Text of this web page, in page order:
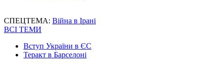
СПЕЦТЕМА: Війна в Ірані
ВСІ ТЕМИ
Вступ України в ЄС
Теракт в Барселоні